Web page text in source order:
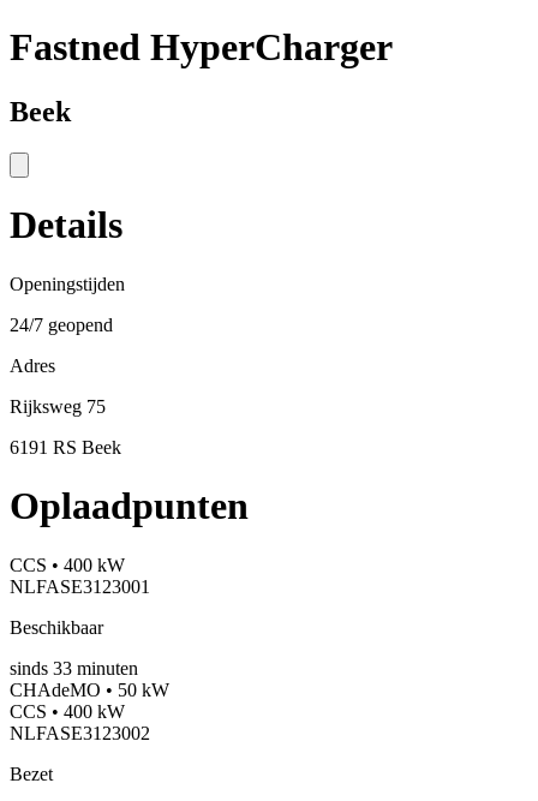
Fastned HyperCharger
Beek
Details
Openingstijden
24/7 geopend
Adres
Rijksweg 75
6191 RS Beek
Oplaadpunten
CCS • 400 kW
NLFASE3123001
Beschikbaar
sinds 33 minuten
CHAdeMO • 50 kW
CCS • 400 kW
NLFASE3123002
Bezet